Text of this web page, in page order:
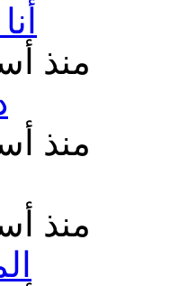
منذ
منذ
منذ